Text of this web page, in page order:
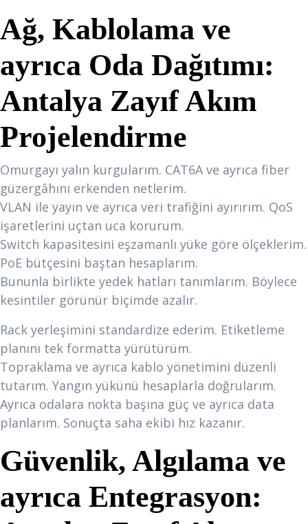
Ağ, Kablolama ve
ayrıca Oda Dağıtımı:
Antalya Zayıf Akım
Projelendirme
Omurgayı yalın kurgularım. CAT6A ve ayrıca fiber
güzergâhını erkenden netlerim.
VLAN ile yayın ve ayrıca veri trafiğini ayırırım. QoS
işaretlerini uçtan uca korurum.
Switch kapasitesini eşzamanlı yüke göre ölçeklerim.
PoE bütçesini baştan hesaplarım.
Bununla birlikte yedek hatları tanımlarım. Böylece
kesintiler görünür biçimde azalır.
Rack yerleşimini standardize ederim. Etiketleme
planını tek formatta yürütürüm.
Topraklama ve ayrıca kablo yönetimini düzenli
tutarım. Yangın yükünü hesaplarla doğrularım.
Ayrıca odalara nokta başına güç ve ayrıca data
planlarım. Sonuçta saha ekibi hız kazanır.
Güvenlik, Algılama ve
ayrıca Entegrasyon: